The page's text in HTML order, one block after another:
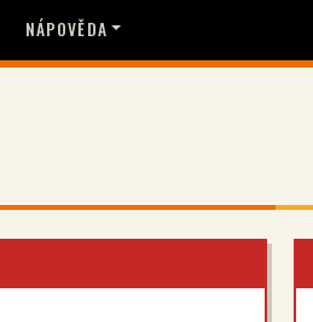
NÁPOVĚDA